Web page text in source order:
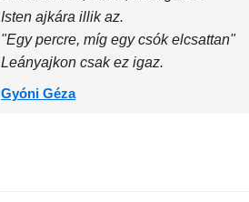
Isten ajkára illik az.
"Egy percre, míg egy csók elcsattan"
Leányajkon csak ez igaz.
Gyóni Géza